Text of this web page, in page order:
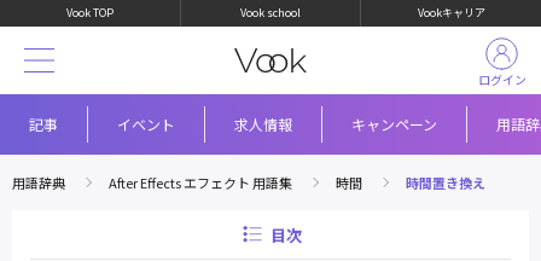
Vook TOP Vook school Vookキャリア
記事 イベント 求人情報 キャンペーン 用語
ログイン
用語辞典 After Effects エフェクト 用語集 時間 時間置き換え
目次